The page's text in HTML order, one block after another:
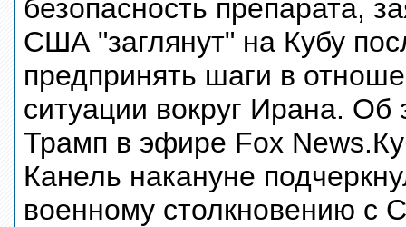
безопасность препарата,
США "заглянут" на Кубу
предпринять шаги в
ситуации вокруг Ирана.
Трамп в эфире Fox
Канель накануне
военному столкновению с